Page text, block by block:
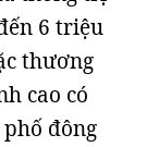
6 triệu
thương
cao có
đông